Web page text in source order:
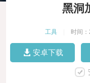
黑洞
工具 时间
安卓下载